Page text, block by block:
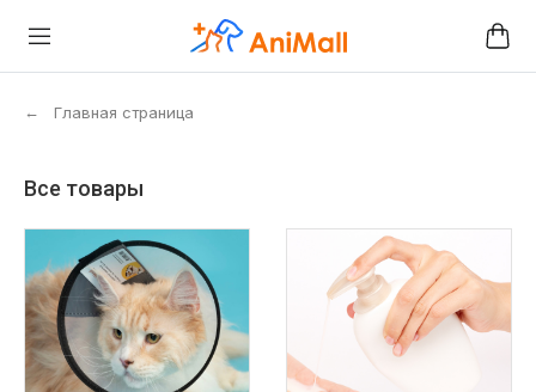
← Главная страница
Все товары